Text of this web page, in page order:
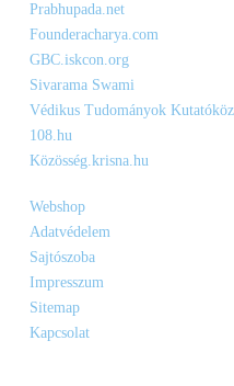
Prabhupada.net
Founderacharya.com
GBC.iskcon.org
Sivarama Swami
Védikus Tudományok
108.hu
Közösség.krisna.hu
Webshop
Adatvédelem
Sajtószoba
Impresszum
Sitemap
Kapcsolat